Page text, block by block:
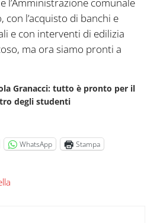
l’Amministrazione comunale
con l’acquisto di banchi e
e con interventi di edilizia
ma ora siamo pronti a
Granacci: tutto è pronto per il
degli studenti
WhatsApp Stampa